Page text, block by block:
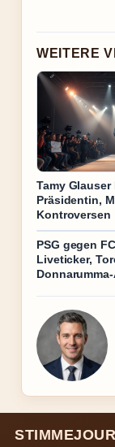
WEITERE
Tamy
Präsidentin,
Kontroversen
PSG gegen
Liveticker,